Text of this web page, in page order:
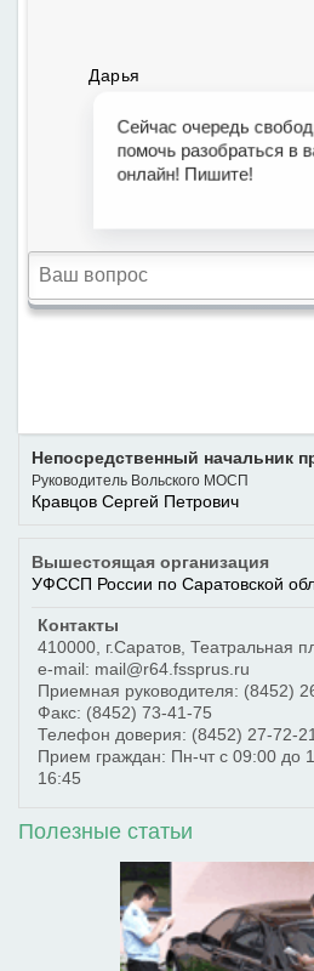
Непосредственный начальник
Руководитель Вольского МОСП
Кравцов Сергей Петрович
Вышестоящая организация
УФССП России по Саратовской
Контакты
410000 г.Саратов Театральная
e-mail: mail@r64.fssprus.ru
Приемная руководителя: (8452)
Факс: (8452) 73-41-75
Телефон доверия: (8452) 27-72-21
Прием граждан: Пн-чт с 09:00 до
16:45
Полезные статьи